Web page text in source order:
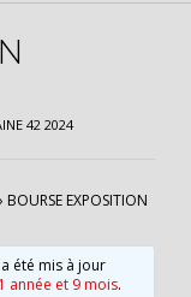
42 2024
› BOURSE EXPOSITION
été mis à jour
année et 9 mois.